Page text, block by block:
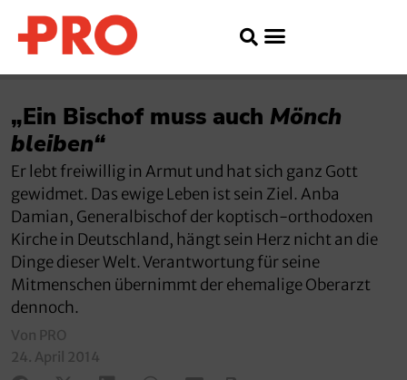
„Ein Bischof muss auch Mönch
bleiben“
Er lebt freiwillig in Armut und hat sich ganz Gott
gewidmet. Das ewige Leben ist sein Ziel. Anba
Damian, Generalbischof der koptisch-orthodoxen
Kirche in Deutschland, hängt sein Herz nicht an die
Dinge dieser Welt. Verantwortung für seine
Mitmenschen übernimmt der ehemalige Oberarzt
dennoch.
Von PRO
24. April 2014